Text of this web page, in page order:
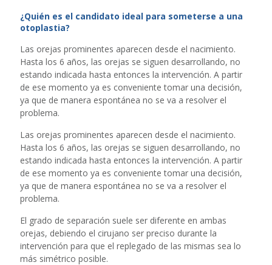
¿Quién es el candidato ideal para someterse a una
otoplastia?
Las orejas prominentes aparecen desde el nacimiento.
Hasta los 6 años, las orejas se siguen desarrollando, no
estando indicada hasta entonces la intervención. A partir
de ese momento ya es conveniente tomar una decisión,
ya que de manera espontánea no se va a resolver el
problema.
Las orejas prominentes aparecen desde el nacimiento.
Hasta los 6 años, las orejas se siguen desarrollando, no
estando indicada hasta entonces la intervención. A partir
de ese momento ya es conveniente tomar una decisión,
ya que de manera espontánea no se va a resolver el
problema.
El grado de separación suele ser diferente en ambas
orejas, debiendo el cirujano ser preciso durante la
intervención para que el replegado de las mismas sea lo
más simétrico posible.